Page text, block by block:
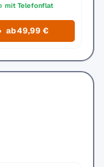
mit Telefonflat
ab 49,99 €